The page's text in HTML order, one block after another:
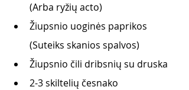
(Arba ryžių acto)
Žiupsnio uoginės paprikos
(Suteiks skanios spalvos)
Žiupsnio čili dribsnių su druska
2-3 skiltelių česnako